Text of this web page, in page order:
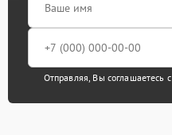
Отправляя, Вы соглашаетесь с